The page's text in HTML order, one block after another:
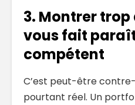
3. Montrer
vous fait
compétent
C’est peut-être
pourtant réel. Un